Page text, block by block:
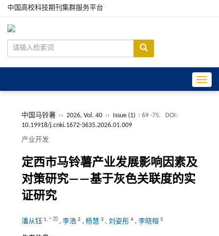
中国高校科技期刊集群服务平台
中国马铃薯 ›› 2026, Vol. 40 ›› Issue (1) : 69 -75.
DOI:
10.19918/j.cnki.1672-3635.2026.01.009
产业开发
定西市马铃薯产业发展影响因素及
对策研究——基于灰色关联度的实
证研究
潘从钰 1, * , 李浩 2 , 杨慧 3 , 刘姿彤 4, 李晓榕 5